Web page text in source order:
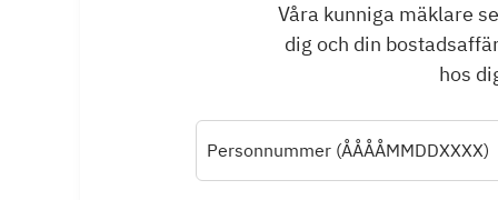
Våra kunniga mäklare
dig och din
hos
Personnummer (ÅÅÅÅMMDDXXXX)